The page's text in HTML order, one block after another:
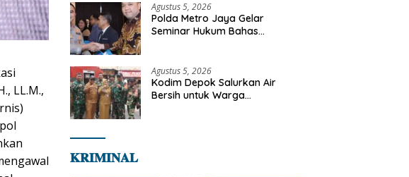
LL.M.,
Agustus 5, 2026
Polda Metro Jaya Gelar
Seminar Hukum Bahas
Agustus 5, 2026
Kodim Depok Salurkan Air
Bersih untuk Warga
𝐊𝐑𝐈𝐌𝐈𝐍𝐀𝐋